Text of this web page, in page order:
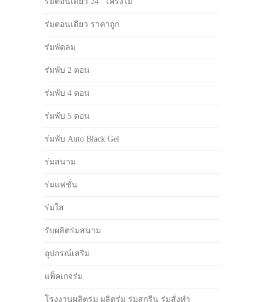
ร่มตอนเดียว ราคาถูก
ร่มพัดลม
ร่มพับ 2 ตอน
ร่มพับ 4 ตอน
ร่มพับ 5 ตอน
ร่มพับ Auto Black Gel
ร่มสนาม
ร่มแฟชั่น
ร่มใส
รับผลิตร่มสนาม
อุปกรณ์เสริม
แพ็คเกจร่ม
โรงงานผลิตร่ม ผลิตร่ม ร่มสกรีน ร่มสั่งทำ